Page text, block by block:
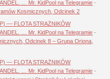
… Mr. KidPool na Telegramie -
Kosmicznych, Odcinek 2
— FLOTA STRAŻNIKÓW
… Mr. KidPool na Telegramie -
Odcinek 8 – Grupa Oriona,
— FLOTA STRAŻNIKÓW
… Mr. KidPool na Telegramie -